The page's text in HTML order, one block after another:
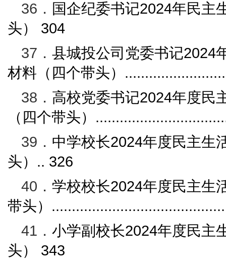
36． 国企纪委书记2024年民主
头）
304
37． 县城投公司党委书记2024
材料（四个带头）
38． 高校党委书记2024年度民
（四个带头）
39． 中学校长2024年度民主生
头） .. 326
40． 学校校长2024年度民主生
带头）
41． 小学副校长2024年度民主
头）
343